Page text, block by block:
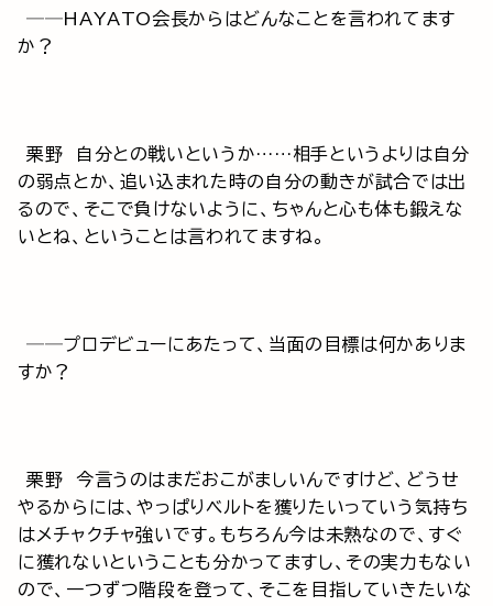
──HAYATO会長からはどんなことを言われてます
か？
栗野 自分との戦いというか……相手というよりは自分
の弱点とか、追い込まれた時の自分の動きが試合では出
るので、そこで負けないように、ちゃんと心も体も鍛えな
いとね、ということは言われてますね。
──プロデビューにあたって、当面の目標は何かありま
すか？
栗野 今言うのはまだおこがましいんですけど、どうせ
やるからには、やっぱりベルトを獲りたいっていう気持ち
はメチャクチャ強いです。もちろん今は未熟なので、すぐ
に獲れないということも分かってますし、その実力もない
ので、一つずつ階段を登って、そこを目指していきたいな